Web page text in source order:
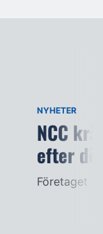
NYHETER
NCC
efter
Företaget